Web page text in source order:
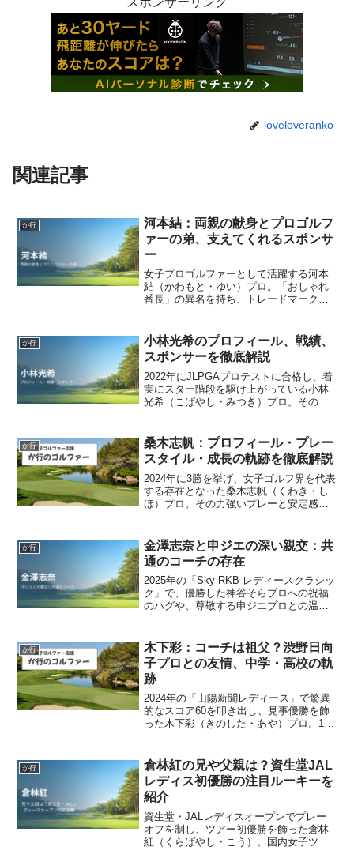
loveloveranko
関連記事
か行
河本結：両親の献身とプロゴルフ
ァーの弟、支えてくれるスポンサ
ー
女子プロゴルファーとして活躍する河本
結（かわもと・ゆい）プロ。「おしゃれ
番長」の異名を持ち、トレードマークの
本結プロは「おしゃれ番長」とも呼ばれ
るほど、ゴルフウェアの...
か行
小林光希のプロフィール、戦績、
スポンサーを徹底解説
2022年にJLPGAプロテストに合格し、着
実にスター階段を駆け上がっている小林
光希（こばやし・みつき）プロ。その愛
年の進化には目を見張るものがありま
す。2024年は年...
か行
桑木志帆：プロフィール・プレー
スタイル・成長の軌跡を徹底解説
2024年に3勝を挙げ、女子ゴルフ界を代表
する存在となった桑木志帆（くわき・し
ほ）プロ。その力強いプレーと安定感の
は、日々の努力はもちろん、周囲の温か
い支えがありました。...
か行
金澤志奈と申ジエの深い親交：共
通のコーチの存在
2025年の「Sky RKB レディースクラシッ
ク」で、優勝した神谷そらプロへの祝福
のハグや、尊敬する申ジエプロとの温か
な）プロ。そんな金澤志奈プロが2025年
９月、地...
か行
木下彩：コーチは祖父？渋野日向
子プロとの友情、中学・高校の軌
跡
2024年の「山陽新聞レディース」で驚異
的なスコア60を叩き出し、見事優勝を飾
った木下彩（きのした・あや）プロ。12
詳しいプロフィールから、中学・高校時
代の歩み、そして...
か行
倉林紅の兄や父親は？資生堂JAL
レディス初優勝の注目ルーキーを
紹介
資生堂・JALレディスオープンでプレー
オフを制し、ツアー初優勝を飾った倉林
紅（くらばやし・こう）。国内女子ツア